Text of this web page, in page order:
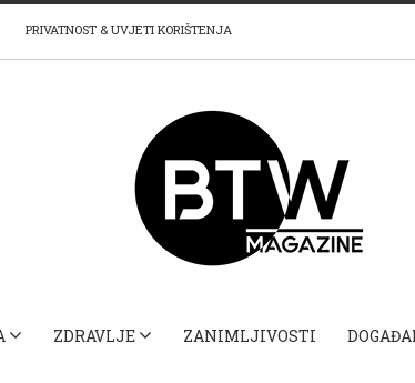
PRIVATNOST & UVJETI KORIŠTENJA
ZDRAVLJE ZANIMLJIVOSTI